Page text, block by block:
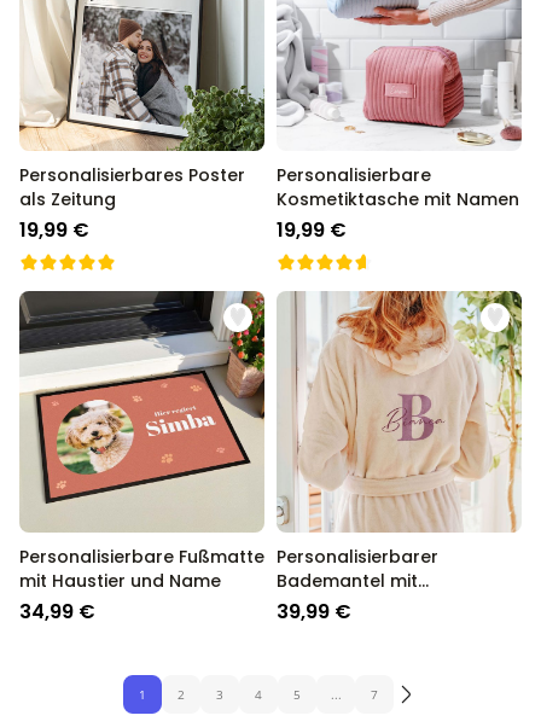
Personalisierbares Poster
als Zeitung
19,99 €
Personalisierbare
Kosmetiktasche mit Namen
19,99 €
Personalisierbare Fußmatte
mit Haustier und Name
34,99 €
Personalisierbarer
Bademantel mit
Monogramm und Name
39,99 €
1 2 3 4 5 ... 7